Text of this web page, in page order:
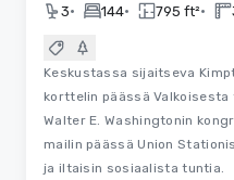
3• 144• 795 ft²•
Keskustassa sijaitseva
korttelin päässä
Walter E. Washingtonin
mailin päässä Union
ja iltaisin sosiaalista tuntia.